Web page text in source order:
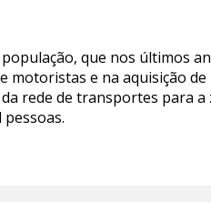
que nos últimos
motoristas e na aquisição
rede de transportes para